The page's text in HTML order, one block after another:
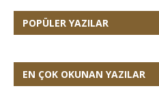
POPÜLER YAZILAR
EN ÇOK OKUNAN YAZILAR